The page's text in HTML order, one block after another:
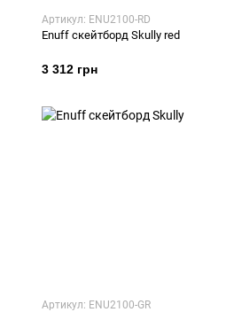
Артикул: ENU2100-RD
Enuff скейтборд Skully red
3 312 грн
Артикул: ENU2100-GR